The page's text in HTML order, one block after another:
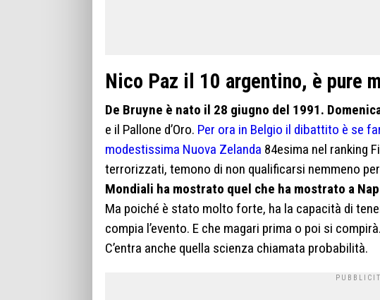
Nico Paz il 10 argentino, è pure
De Bruyne è nato il 28 giugno del 1991.
e il Pallone d’Oro. Per ora in Belgio il dibattito è se
modestissima Nuova Zelanda 84esima nel ranking
terrorizzati, temono di non qualificarsi nemmeno
Mondiali ha mostrato quel che ha mostrato a
Ma poiché è stato molto forte, ha la capacità di
compia l’evento. E che magari prima o poi si
C’entra anche quella scienza chiamata probabilità.